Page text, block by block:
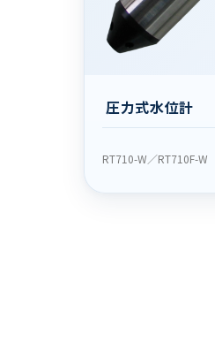
圧力式水位計
RT710-W／RT710F-W